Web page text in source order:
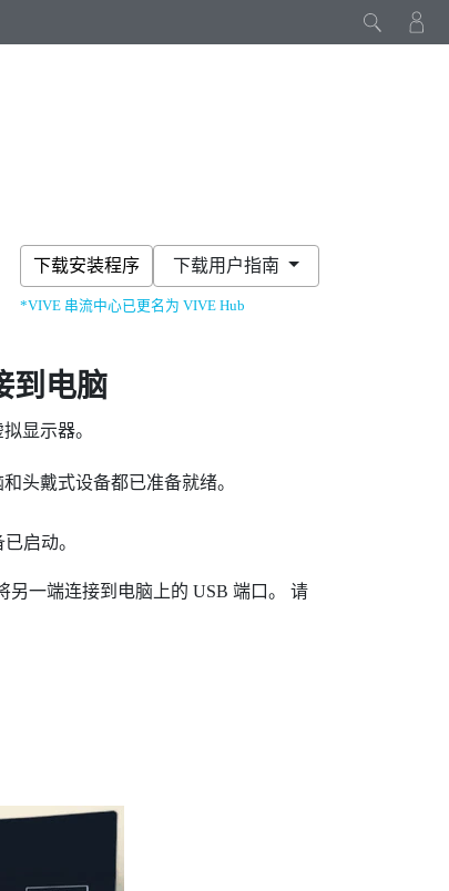
下载安装程序
*VIVE 串流中心已更名为 VIVE Hub
下载用户指南
到电脑
显示器。
头戴式设备都已准备就绪。
启动。
一端连接到电脑上的 USB 端口。
请